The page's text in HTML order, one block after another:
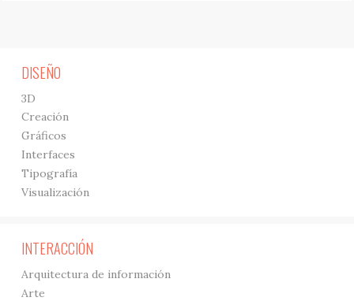
DISEÑO
3D
Creación
Gráficos
Interfaces
Tipografía
Visualización
INTERACCIÓN
Arquitectura de información
Arte